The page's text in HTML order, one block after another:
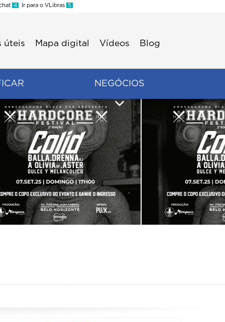
4 Ir para o VLibras 5
úteis Mapa digital Vídeos Blog
NEGÓCIOS